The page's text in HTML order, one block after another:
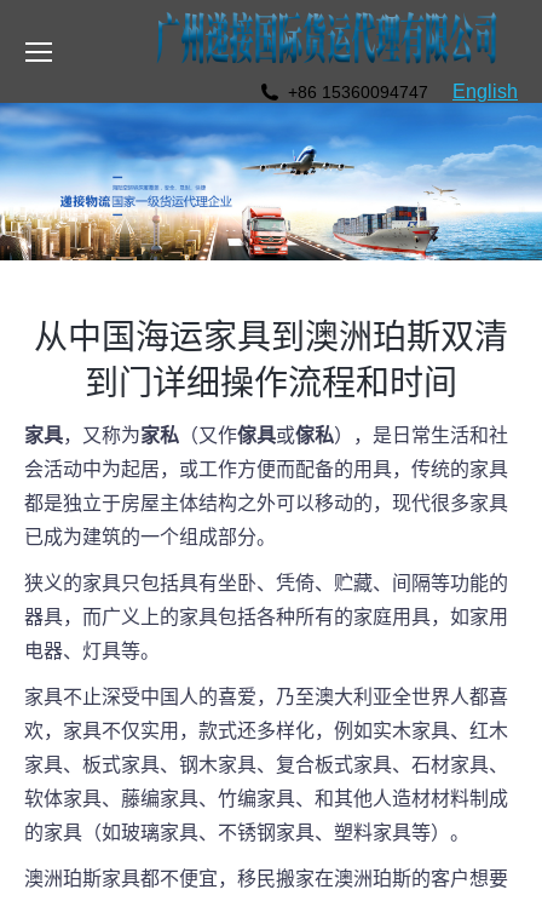
+86 15360094747 English
从中国海运家具到澳洲珀斯双清
到门详细操作流程和时间
家具，又称为家私 （又作傢具或傢私），是日常生活和社
会活动中为起居，或工作方便而配备的用具，传统的家具
都是独立于房屋主体结构之外可以移动的，现代很多家具
已成为建筑的一个组成部分。
狭义的家具只包括具有坐卧、凭倚、贮藏、间隔等功能的
器具，而广义上的家具包括各种所有的家庭用具，如家用
电器、灯具等。
家具不止深受中国人的喜爱，乃至澳大利亚全世界人都喜
欢，家具不仅实用，款式还多样化，例如实木家具、红木
家具、板式家具、钢木家具、复合板式家具、石材家具、
软体家具、藤编家具、竹编家具、和其他人造材材料制成
的家具（如玻璃家具、不锈钢家具、塑料家具等）。
澳洲珀斯家具都不便宜，移民搬家在澳洲珀斯的客户想要